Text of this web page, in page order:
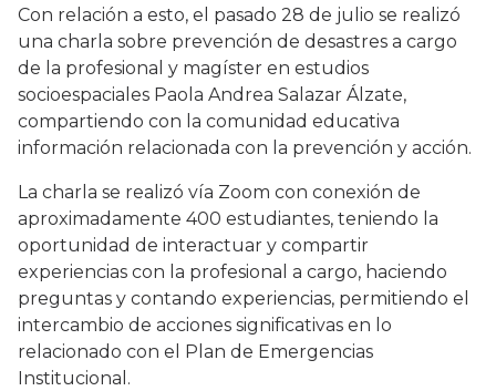
Con relación a esto, el pasado 28 de julio se realizó
una charla sobre prevención de desastres a cargo
de la profesional y magíster en estudios
socioespaciales Paola Andrea Salazar Álzate,
compartiendo con la comunidad educativa
información relacionada con la prevención y acción.
La charla se realizó vía Zoom con conexión de
aproximadamente 400 estudiantes, teniendo la
oportunidad de interactuar y compartir
experiencias con la profesional a cargo, haciendo
preguntas y contando experiencias, permitiendo el
intercambio de acciones significativas en lo
relacionado con el Plan de Emergencias
Institucional.